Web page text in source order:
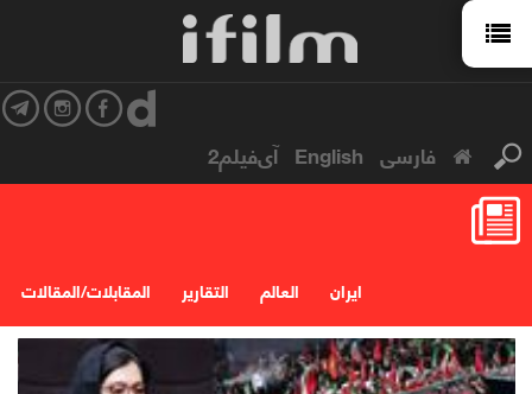
فارسی English آی‌فیلم2
المقابلات/المقالات التقارير العالم ایران